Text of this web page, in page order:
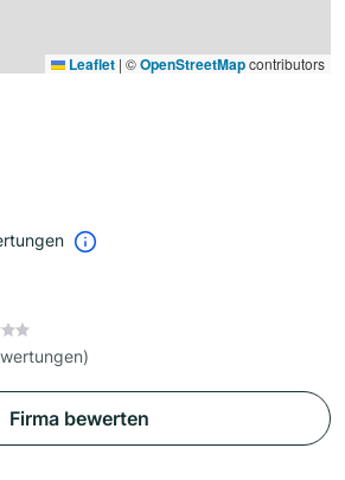
Leaflet | ©OpenStreetMapcontributors
Firma bewerten